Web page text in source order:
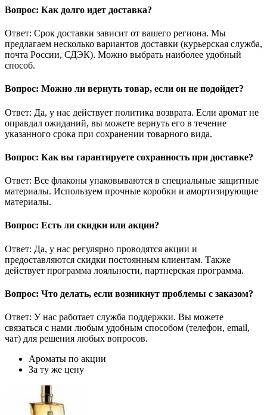
Вопрос: Как долго идет доставка?
Ответ: Срок доставки зависит от вашего региона. Мы
предлагаем несколько вариантов доставки (курьерская служба,
почта России, СДЭК). Можно выбрать наиболее удобный
способ.
Вопрос: Можно ли вернуть товар, если он не подойдет?
Ответ: Да, у нас действует политика возврата. Если аромат не
оправдал ожиданий, вы можете вернуть его в течение
указанного срока при сохранении товарного вида.
Вопрос: Как вы гарантируете сохранность при доставке?
Ответ: Все флаконы упаковываются в специальные защитные
материалы. Используем прочные коробки и амортизирующие
материалы.
Вопрос: Есть ли скидки или акции?
Ответ: Да, у нас регулярно проводятся акции и
предоставляются скидки постоянным клиентам. Также
действует программа лояльности, партнерская программа.
Вопрос: Что делать, если возникнут проблемы с заказом?
Ответ: У нас работает служба поддержки. Вы можете
связаться с нами любым удобным способом (телефон, email,
чат) для решения любых вопросов.
Ароматы по акции
За ту же цену